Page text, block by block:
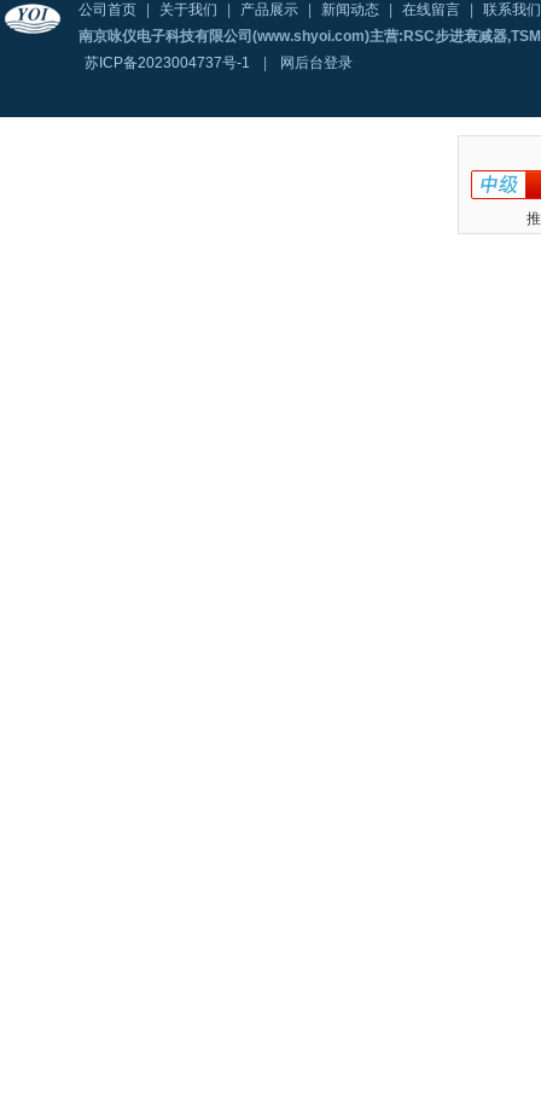
公司首页 关于我们 产品展示 新闻动态 在线留言
联系我们
南京咏仪电子科技有限公司(www.shyoi.com)主营:RSC步进衰减器
苏ICP备2023004737号-1
网后台登录